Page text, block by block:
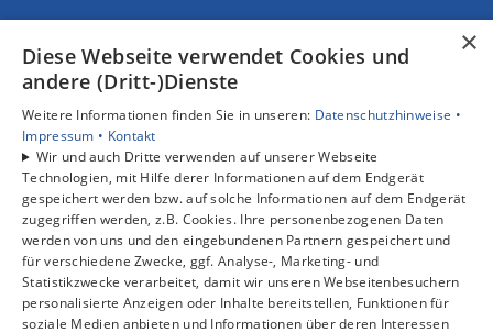
Privatkunden
Gewerbekunden
Karriere
Unternehmen
Kontakt
×
Diese Webseite verwendet Cookies und
andere (Dritt-)Dienste
Weitere Informationen finden Sie in unseren: Datenschutzhinweise •
Impressum • Kontakt
Wir und auch Dritte verwenden auf unserer Webseite
Technologien, mit Hilfe derer Informationen auf dem Endgerät
gespeichert werden bzw. auf solche Informationen auf dem Endgerät
zugegriffen werden, z.B. Cookies. Ihre personenbezogenen Daten
werden von uns und den eingebundenen Partnern gespeichert und
für verschiedene Zwecke, ggf. Analyse-, Marketing- und
Statistikzwecke verarbeitet, damit wir unseren Webseitenbesuchern
personalisierte Anzeigen oder Inhalte bereitstellen, Funktionen für
soziale Medien anbieten und Informationen über deren Interessen